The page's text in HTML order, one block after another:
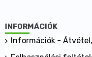
INFORMÁCIÓK
Információk -